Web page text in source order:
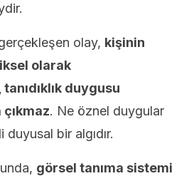
olay, kişinin
olarak
duygusu
. Ne öznel duygular
bir algıdır.
görsel tanıma sistemi